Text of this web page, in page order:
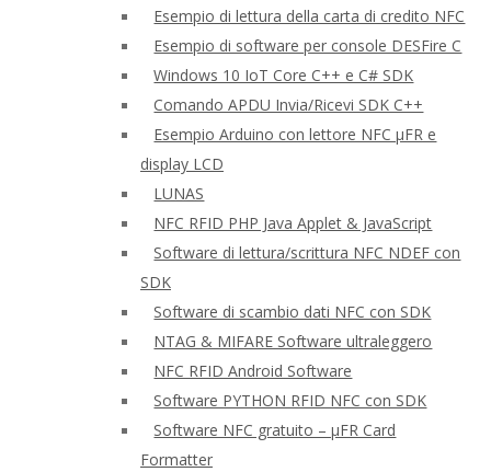
Esempio di lettura della carta di credito NFC
Esempio di software per console DESFire C
Windows 10 IoT Core C++ e C# SDK
Comando APDU Invia/Ricevi SDK C++
Esempio Arduino con lettore NFC μFR e
display LCD
LUNAS
NFC RFID PHP Java Applet & JavaScript
Software di lettura/scrittura NFC NDEF con
SDK
Software di scambio dati NFC con SDK
NTAG & MIFARE Software ultraleggero
NFC RFID Android Software
Software PYTHON RFID NFC con SDK
Software NFC gratuito – μFR Card
Formatter